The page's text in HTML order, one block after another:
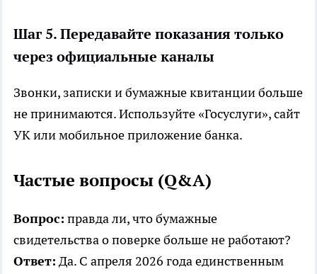
Шаг 5. Передавайте показания только
через официальные каналы
Звонки, записки и бумажные квитанции больше
не принимаются. Используйте «Госуслуги», сайт
УК или мобильное приложение банка.
Частые вопросы (Q&A)
Вопрос: правда ли, что бумажные
свидетельства о поверке больше не работают?
Ответ: Да. С апреля 2026 года единственным